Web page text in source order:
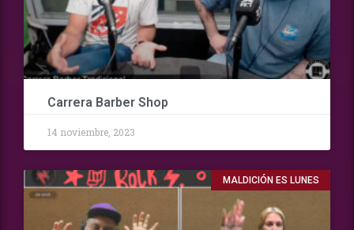
Carrera Barber Shop
14 noviembre, 2023
MALDICIÓN ES LUNES